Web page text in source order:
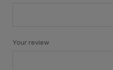
Your review